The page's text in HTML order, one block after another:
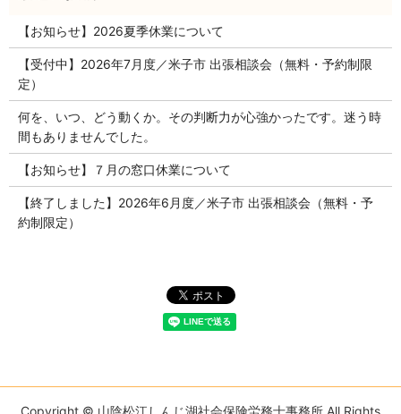
【お知らせ】2026夏季休業について
【受付中】2026年7月度／米子市 出張相談会（無料・予約制限
定）
何を、いつ、どう動くか。その判断力が心強かったです。迷う時
間もありませんでした。
【お知らせ】７月の窓口休業について
【終了しました】2026年6月度／米子市 出張相談会（無料・予
約制限定）